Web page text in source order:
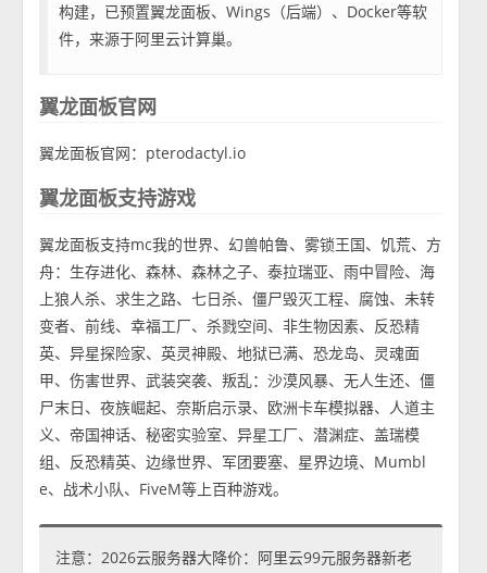
构建，已预置翼龙面板、Wings（后端）、Docker等软
件，来源于阿里云计算巢。
翼龙面板官网
翼龙面板官网：pterodactyl.io
翼龙面板支持游戏
翼龙面板支持mc我的世界、幻兽帕鲁、雾锁王国、饥荒、方
舟：生存进化、森林、森林之子、泰拉瑞亚、雨中冒险、海
上狼人杀、求生之路、七日杀、僵尸毁灭工程、腐蚀、未转
变者、前线、幸福工厂、杀戮空间、非生物因素、反恐精
英、异星探险家、英灵神殿、地狱已满、恐龙岛、灵魂面
甲、伤害世界、武装突袭、叛乱：沙漠风暴、无人生还、僵
尸末日、夜族崛起、奈斯启示录、欧洲卡车模拟器、人道主
义、帝国神话、秘密实验室、异星工厂、潜渊症、盖瑞模
组、反恐精英、边缘世界、军团要塞、星界边境、Mumbl
e、战术小队、FiveM等上百种游戏。
注意：2026云服务器大降价：阿里云99元服务器新老